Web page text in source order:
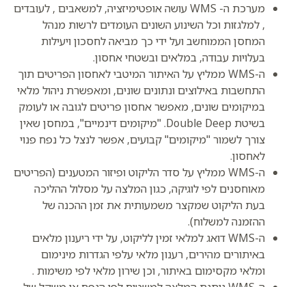
מערכת ה- WMS עושה אופטימיזציה, למשאבים , לעובדים
, למלגזות וכל השינוע השונים העומדים לרשות מנהל
המחסן הממוחשב ועל ידי כך מביאה לחסכון ויעילות
בעלויות עבודה, במלאים ובשטחי אחסון.
ה-WMS ממליץ על האיתור המיטבי לאחסון הפריטים תוך
התחשבות באילוצים ונתונים שונים, ומאפשרת ניהול מלאי
במיקומים שונים, מאפשר אחסון פריטים לגובה או לעומק
בשיטת Double Deep. "מיקומים דינמיים", במחסן שאין
צורך לשמור "מיקומים" קבועים, אפשר לנצל כל נפח פנוי
לאחסון.
ה-WMS ממליץ על סדר הליקוט ופיזור המטענים (הפריטים
מאוחסנים לפי לוגיקה, כגון המלצה על מסלול ההליכה
בעת הליקוט שמקצר משמעותית את זמן ההכנה של
ההזמנה למשלוח).
ה-WMS דואג למלאי זמין לליקוט, על ידי ריענון מלאים
באיתורים מהירים, רענון מלאי עלפי הגדרות מינימום
ומלאי מקסימום באיתור, וכן שירון מלאי לפי משימות .